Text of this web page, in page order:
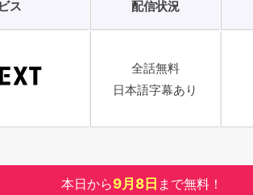
ス 配信状況
全話無料
日本語字幕あり
本日から9月8日 まで無料！